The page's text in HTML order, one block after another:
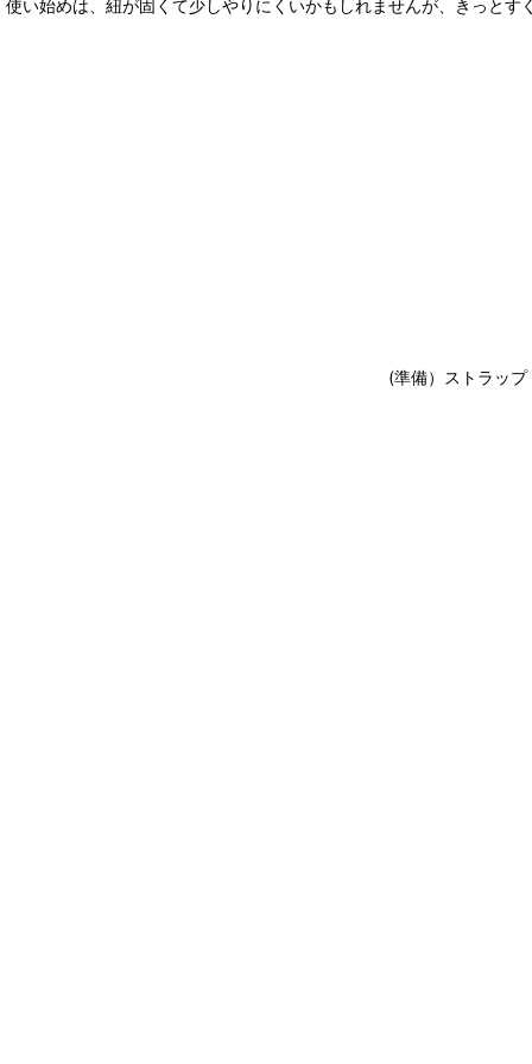
使い始めは、紐が固くて少しやりにくいかもしれませんが、きっと
(準備）ストラッ